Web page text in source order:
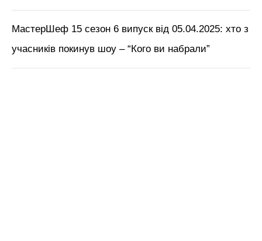
МастерШеф 15 сезон 6 випуск від 05.04.2025: хто з
учасників покинув шоу – “Кого ви набрали”